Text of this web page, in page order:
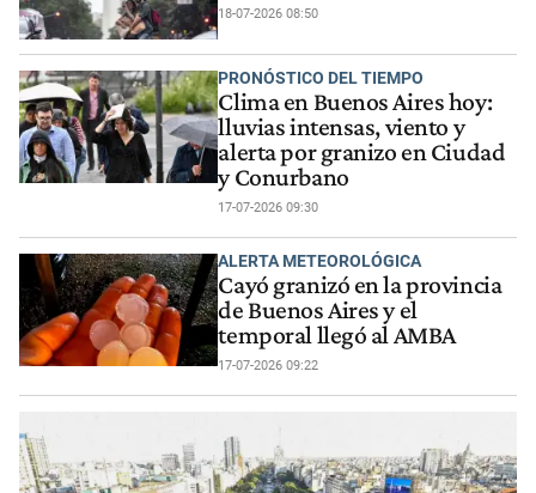
18-07-2026 08:50
PRONÓSTICO DEL TIEMPO
Clima en Buenos Aires hoy:
lluvias intensas, viento y
alerta por granizo en Ciudad
y Conurbano
17-07-2026 09:30
ALERTA METEOROLÓGICA
Cayó granizó en la provincia
de Buenos Aires y el
temporal llegó al AMBA
17-07-2026 09:22